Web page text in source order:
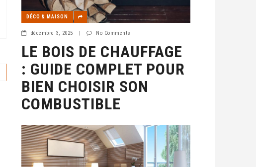
DÉCO & MAISON
décembre 3, 2025 No Comments
LE BOIS DE CHAUFFAGE
: GUIDE COMPLET POUR
BIEN CHOISIR SON
COMBUSTIBLE